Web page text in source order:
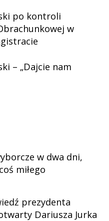
po kontroli
w
– „Dajcie nam
w dwa dni,
miłego
prezydenta
Dariusza Jurka